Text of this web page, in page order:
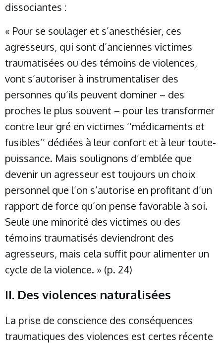
dissociantes :
« Pour se soulager et s’anesthésier, ces
agresseurs, qui sont d’anciennes victimes
traumatisées ou des témoins de violences,
vont s’autoriser à instrumentaliser des
personnes qu’ils peuvent dominer – des
proches le plus souvent – pour les transformer
contre leur gré en victimes ‘‘médicaments et
fusibles’’ dédiées à leur confort et à leur toute-
puissance. Mais soulignons d’emblée que
devenir un agresseur est toujours un choix
personnel que l’on s’autorise en profitant d’un
rapport de force qu’on pense favorable à soi.
Seule une minorité des victimes ou des
témoins traumatisés deviendront des
agresseurs, mais cela suffit pour alimenter un
cycle de la violence. » (p. 24)
II. Des violences naturalisées
La prise de conscience des conséquences
traumatiques des violences est certes récente